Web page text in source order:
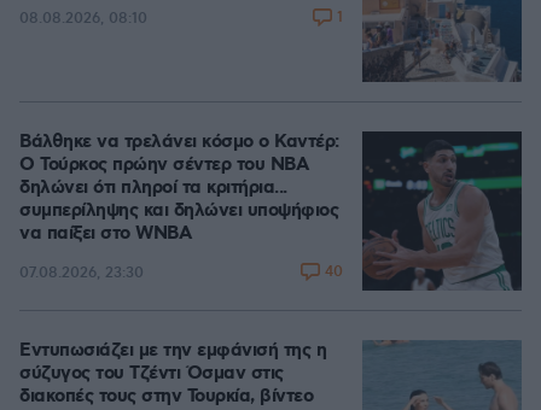
08.08.2026, 08:10 1
Βάλθηκε να τρελάνει κόσμο ο Καντέρ:
Ο Τούρκος πρώην σέντερ του NBA
δηλώνει ότι πληροί τα κριτήρια...
συμπερίληψης και δηλώνει υποψήφιος
να παίξει στο WNBA
07.08.2026, 23:30 40
Εντυπωσιάζει με την εμφάνισή της η
σύζυγος του Τζέντι Όσμαν στις
διακοπές τους στην Τουρκία, βίντεο